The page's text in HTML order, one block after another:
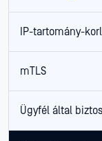
IP-tartomány-
mTLS
Ügyfél által